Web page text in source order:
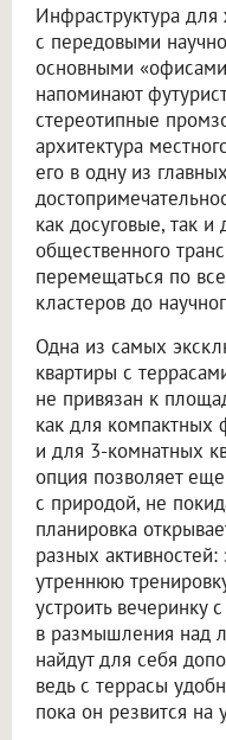
Инфраструктура для
с передовыми
основными
напоминают
стереотипные
архитектура
его в одну из
как досуговые, так
общественного
перемещаться по
кластеров до
Одна из самых
квартиры с
не привязан к
как для компактных
и для 3-комнатных
опция позволяет
с природой, не
планировка
разных
утреннюю
устроить вечеринку
в размышления над
найдут для себя
ведь с террасы
пока он резвится на